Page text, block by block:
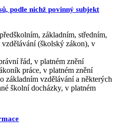
podle nichž povinný subjekt
základním, středním,
(školský zákon), v
řád, v platném znění
práce, v platném znění
základním vzdělávání a některých
školní docházky, v platném